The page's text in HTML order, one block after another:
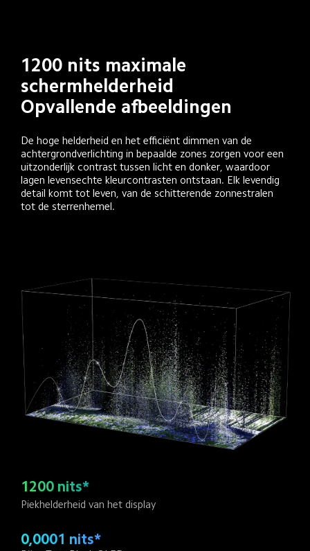
1200 nits maximale
schermhelderheid
Opvallende afbeeldingen
De hoge helderheid en het efficiënt dimmen van de
achtergrondverlichting in bepaalde zones zorgen voor een
uitzonderlijk contrast tussen licht en donker, waardoor
lagen levensechte kleurcontrasten ontstaan. Elk levendig
detail komt tot leven, van de schitterende zonnestralen
tot de sterrenhemel.
1200 nits*
Piekhelderheid van het display
0,0001 nits*